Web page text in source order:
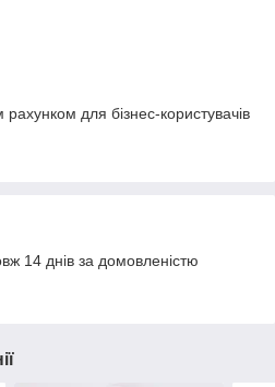
для бізнес-користувачів
14 днів за домовленістю